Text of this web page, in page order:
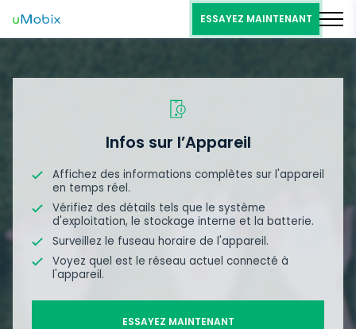
ESSAYEZ MAINTENANT
Infos sur l’Appareil
Affichez des informations complètes sur l'appareil
en temps réel.
Vérifiez des détails tels que le système
d'exploitation, le stockage interne et la batterie.
Surveillez le fuseau horaire de l'appareil.
Voyez quel est le réseau actuel connecté à
l'appareil.
ESSAYEZ MAINTENANT